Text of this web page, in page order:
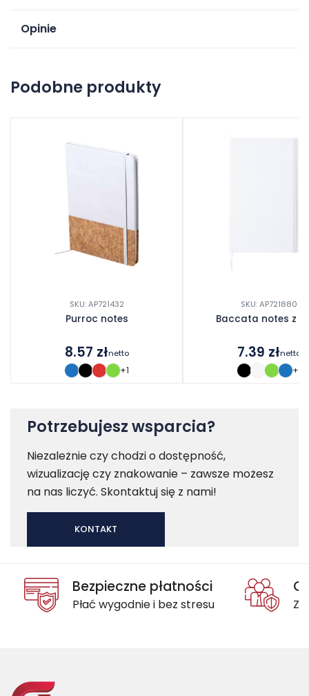
Opinie
Podobne produkty
SKU: AP721432
Purroc notes
8.57 złnetto
+1
SKU: AP721880
Baccata notes z
7.39 złnetto
+1
Potrzebujesz wsparcia?
Niezależnie czy chodzi o dostępność,
wizualizację czy znakowanie – zawsze możesz
na nas liczyć. Skontaktuj się z nami!
KONTAKT
Bezpieczne płatności
Płać wygodnie i bez stresu